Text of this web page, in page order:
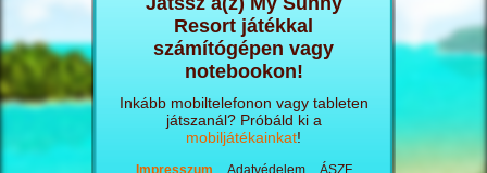
Resort játékkal
számítógépen vagy
notebookon!
Inkább mobiltelefonon vagy tableten
játszanál? Próbáld ki a
mobiljátékainkat!
Impresszum Adatvédelem
ÁSZF